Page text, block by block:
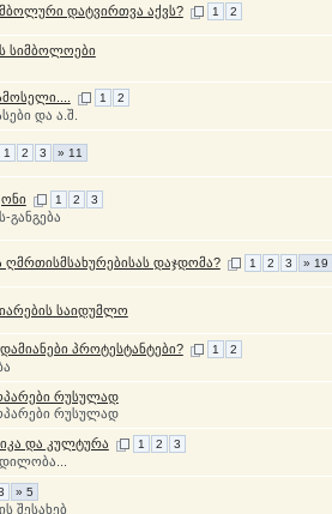
დატვირთვა აქვს? 1 2
სიმბოლოები
1 2
და ა.შ.
1 2 3 » 11
1 2 3
განგება
ღმრთისმსახურებისას დაჯდომა? 1 2 3 » 19
საიდუმლო
პროტესტანტები? 1 2
რუსულად
რუსულად
და კულტურა 1 2 3
» 5
შესახებ